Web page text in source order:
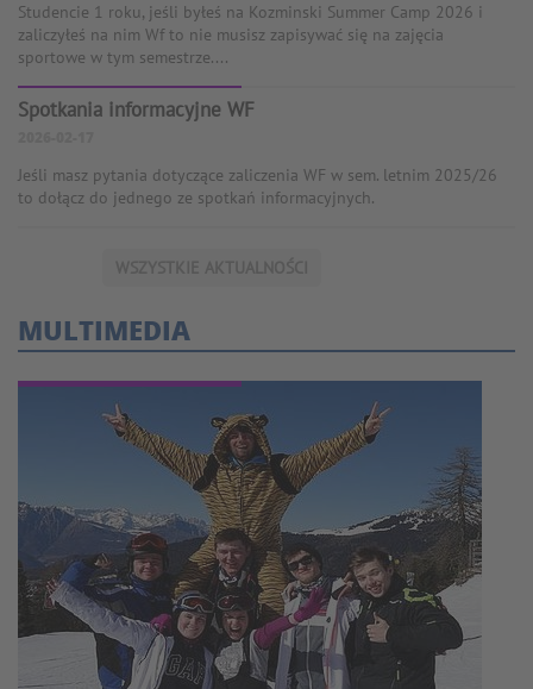
Studencie 1 roku, jeśli byłeś na Kozminski Summer Camp 2026 i
zaliczyłeś na nim Wf to nie musisz zapisywać się na zajęcia
sportowe w tym semestrze....
Spotkania informacyjne WF
Jeśli masz pytania dotyczące zaliczenia WF w sem. letnim 2025/26
to dołącz do jednego ze spotkań informacyjnych.
MULTIMEDIA